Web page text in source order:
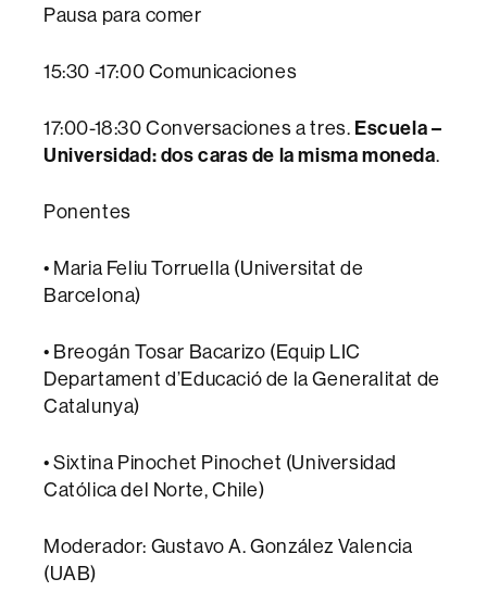
Pausa para comer
15:30 -17:00 Comunicaciones
17:00-18:30 Conversaciones a tres. Escuela –
Universidad: dos caras de la misma moneda.
Ponentes
• Maria Feliu Torruella (Universitat de
Barcelona)
• Breogán Tosar Bacarizo (Equip LIC
Departament d’Educació de la Generalitat de
Catalunya)
• Sixtina Pinochet Pinochet (Universidad
Católica del Norte, Chile)
Moderador: Gustavo A. González Valencia
(UAB)